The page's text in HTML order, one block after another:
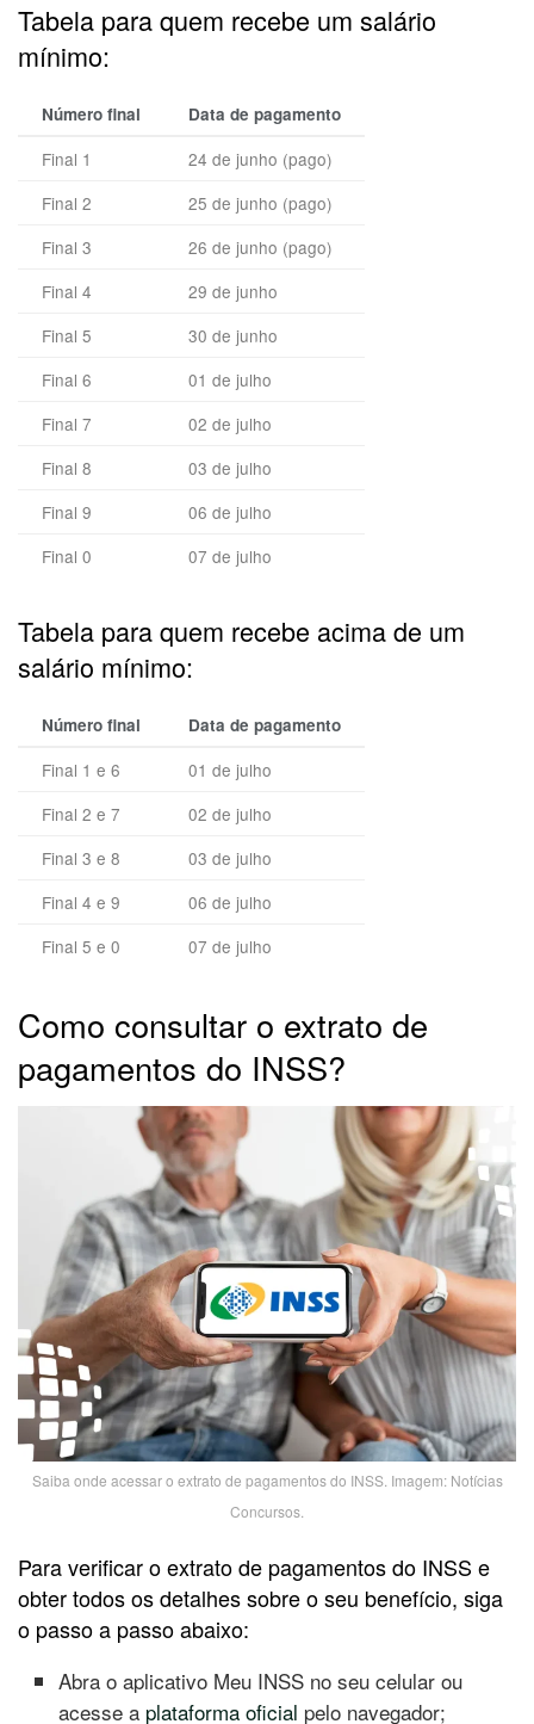
Tabela para quem recebe um salário
mínimo:
Número final Data de pagamento
Final 1
24 de junho (pago)
Final 2
25 de junho (pago)
Final 3
26 de junho (pago)
Final 4
29 de junho
Final 5
30 de junho
Final 6
01 de julho
Final 7
02 de julho
Final 8
03 de julho
Final 9
06 de julho
Final 0
07 de julho
Tabela para quem recebe acima de um
salário mínimo:
Número final Data de pagamento
Final 1 e 6
01 de julho
Final 2 e 7
02 de julho
Final 3 e 8
03 de julho
Final 4 e 9
06 de julho
Final 5 e 0
07 de julho
Como consultar o extrato de
pagamentos do INSS?
Saiba onde acessar o extrato de pagamentos do INSS. Imagem: Notícias
Concursos.
Para verificar o extrato de pagamentos do INSS e
obter todos os detalhes sobre o seu benefício, siga
o passo a passo abaixo:
Abra o aplicativo Meu INSS no seu celular ou
acesse a plataforma oficial pelo navegador;